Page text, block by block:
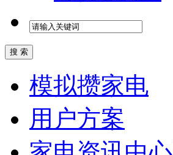
模拟攒家电
用户方案